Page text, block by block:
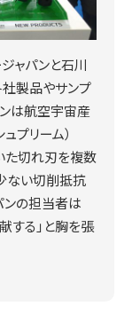
ャパンと石川
製品やサンプ
は航空宇宙産
プリーム）
た切れ刃を複数
ない切削抵抗
ンの担当者は
する」と胸を張